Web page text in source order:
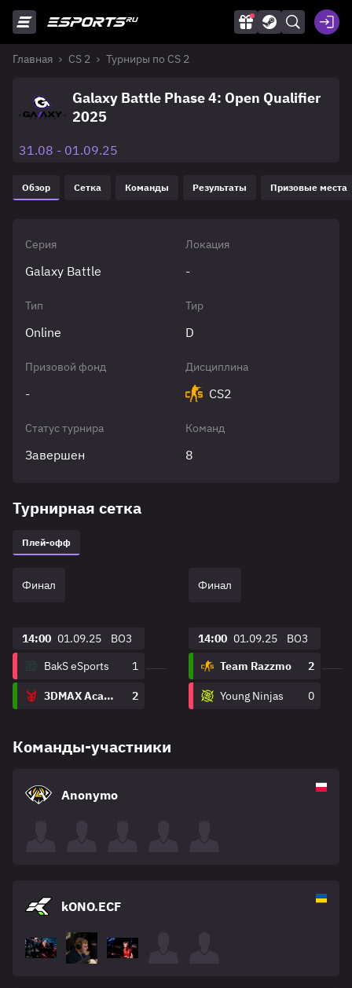
Главная CS 2 Турниры по CS 2
Galaxy Battle Phase 4: Open Qualifier
2025
31.08 - 01.09.25
Обзор Сетка Команды Результаты Призовые места
Серия
Galaxy Battle
Локация
-
Тип
Online
Тир
D
Призовой фонд
-
Дисциплина
CS2
Статус турнира
Завершен
Команд
8
Турнирная сетка
Плей-офф
Финал
14:00 01.09.25
BO3
BakS eSports
1
3DMAX Academy 2
Финал
14:00 01.09.25
BO3
Team Razzmo
2
Young Ninjas 0
Команды-участники
Anonymo
kONO.ECF